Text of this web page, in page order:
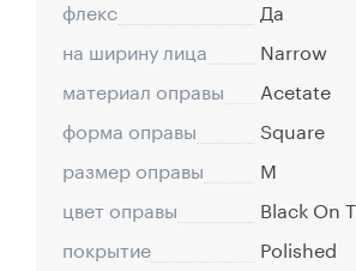
флекс
Да
на ширину лица
Narrow
материал оправы
Acetate
форма оправы
Square
размер оправы
M
цвет оправы
Black On
покрытие
Polished